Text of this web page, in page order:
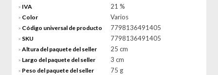
> IVA 21 %
> Color Varios
> Código universal de producto 7798136491405
> SKU 7798136491405
> Altura del paquete del seller 25 cm
> Largo del paquete del seller 3 cm
> Peso del paquete del seller 75 g